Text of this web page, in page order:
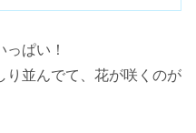
ぱい！
り並んでて、花が咲くのが